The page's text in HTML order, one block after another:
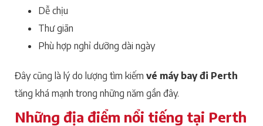
Dễ chịu
Thư giãn
Phù hợp nghỉ dưỡng dài ngày
Đây cũng là lý do lượng tìm kiếm vé máy bay đi Perth
tăng khá mạnh trong những năm gần đây.
Những địa điểm nổi tiếng tại Perth